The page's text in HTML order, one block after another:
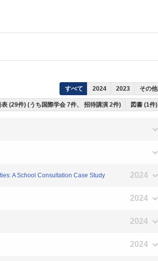
すべて 2024 2023 その他
表 (29件) (うち国際学会 7件、 招待講演 2件) 図書 (1件)
A School Consultation Case Study 2024
2024
2024
2024